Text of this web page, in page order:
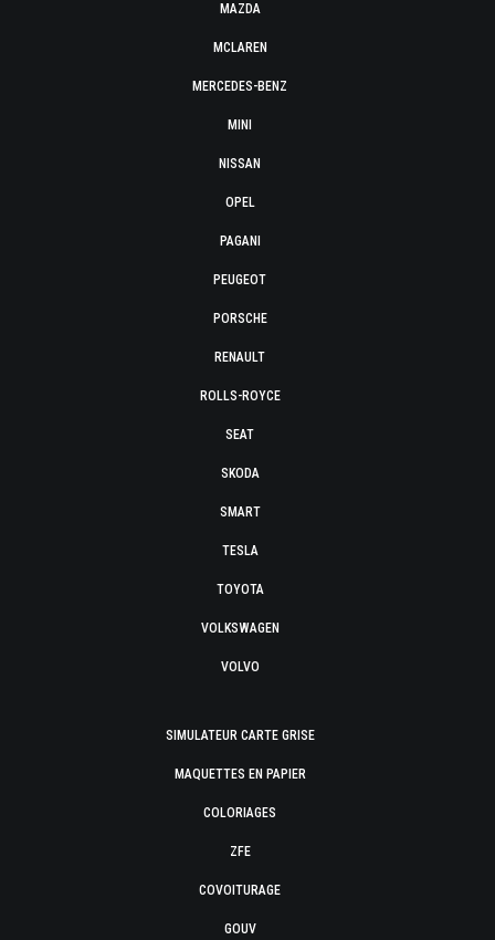
MAZDA
MCLAREN
MERCEDES-BENZ
MINI
NISSAN
OPEL
PAGANI
PEUGEOT
PORSCHE
RENAULT
ROLLS-ROYCE
SEAT
SKODA
SMART
TESLA
TOYOTA
VOLKSWAGEN
VOLVO
SIMULATEUR CARTE GRISE
MAQUETTES EN PAPIER
COLORIAGES
ZFE
COVOITURAGE
GOUV